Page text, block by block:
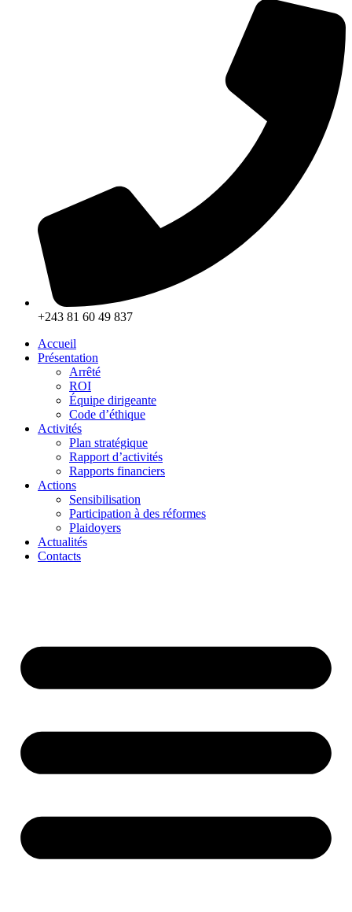
+243 81 60 49 837
Accueil
Présentation
Arrêté
ROI
Équipe dirigeante
Code d’éthique
Activités
Plan stratégique
Rapport d’activités
Rapports financiers
Actions
Sensibilisation
Participation à des réformes
Plaidoyers
Actualités
Contacts